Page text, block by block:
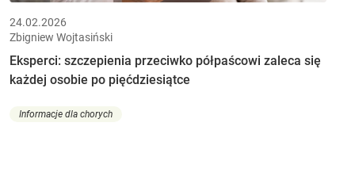
24.02.2026
Zbigniew Wojtasiński
Eksperci: szczepienia przeciwko półpaścowi zaleca się
każdej osobie po pięćdziesiątce
Informacje dla chorych